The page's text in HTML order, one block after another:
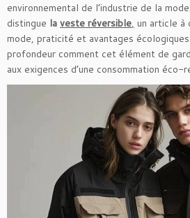
environnemental de l’industrie de la
distingue la veste réversible, un article à
mode, praticité et avantages
profondeur comment cet élément de
aux exigences d’une consommation éco-